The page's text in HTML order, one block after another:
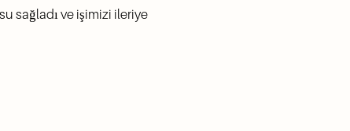
sağladı ve işimizi ileriye